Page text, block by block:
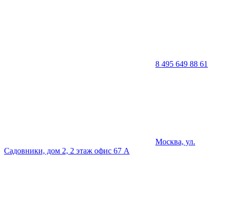
8 495 649 88 61
Москва, ул.
Садовники, дом 2, 2 этаж офис 67 А